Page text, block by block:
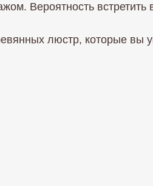
Вероятность
люстр, которые вы